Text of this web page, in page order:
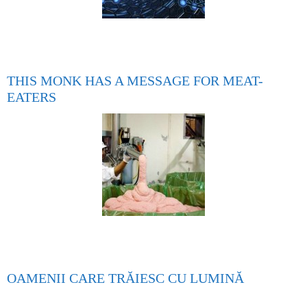
THIS MONK HAS A MESSAGE FOR MEAT-
EATERS
OAMENII CARE TRĂIESC CU LUMINĂ